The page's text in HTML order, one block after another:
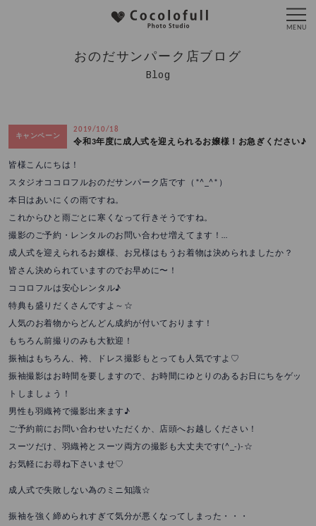
おのだサンパーク店ブログ
Blog
キャンペーン
2019/10/18
令和3年度に成人式を迎えられるお嬢様！お急ぎください♪
皆様こんにちは！
スタジオココロフルおのだサンパーク店です（*^_^*）
本日はあいにくの雨ですね。
これからひと雨ごとに寒くなって行きそうですね。
撮影のご予約・レンタルのお問い合わせ増えてます！…
成人式を迎えられるお嬢様、お兄様はもうお着物は決められましたか？
皆さん決められていますのでお早めに〜！
ココロフルは安心レンタル♪
特典も盛りだくさんですよ～☆
人気のお着物からどんどん成約が付いております！
もちろん前撮りのみも大歓迎！
振袖はもちろん、袴、ドレス撮影もとっても人気ですよ♡
振袖撮影はお時間を要しますので、お時間にゆとりのあるお日にちをゲッ
トしましょう！
男性も羽織袴で撮影出来ます♪
ご予約前にお問い合わせいただくか、店頭へお越しください！
スーツだけ、羽織袴とスーツ両方の撮影も大丈夫です(^_-)-☆
お気軽にお尋ね下さいませ♡
成人式で失敗しない為のミニ知識☆
振袖を強く締められすぎて気分が悪くなってしまった・・・